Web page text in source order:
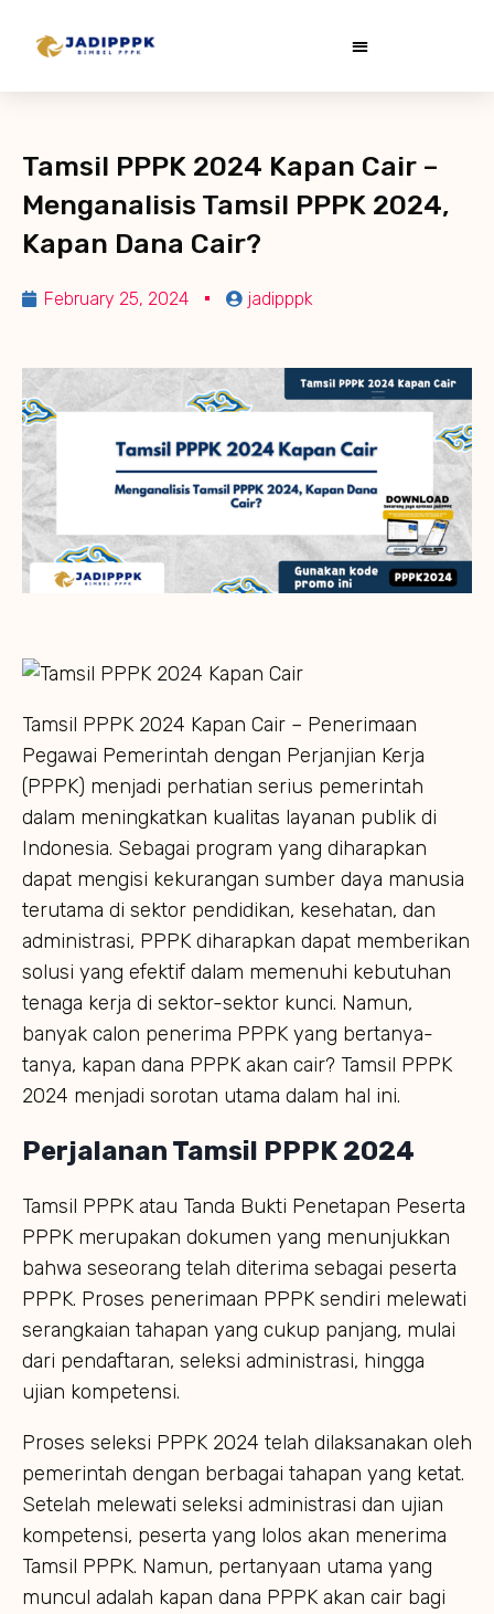
Tamsil PPPK 2024 Kapan Cair –
Menganalisis Tamsil PPPK 2024,
Kapan Dana Cair?
February 25, 2024 jadipppk
Tamsil PPPK 2024 Kapan Cair – Penerimaan
Pegawai Pemerintah dengan Perjanjian Kerja
(PPPK) menjadi perhatian serius pemerintah
dalam meningkatkan kualitas layanan publik di
Indonesia. Sebagai program yang diharapkan
dapat mengisi kekurangan sumber daya manusia
terutama di sektor pendidikan, kesehatan, dan
administrasi, PPPK diharapkan dapat memberikan
solusi yang efektif dalam memenuhi kebutuhan
tenaga kerja di sektor-sektor kunci. Namun,
banyak calon penerima PPPK yang bertanya-
tanya, kapan dana PPPK akan cair? Tamsil PPPK
2024 menjadi sorotan utama dalam hal ini.
Perjalanan Tamsil PPPK 2024
Tamsil PPPK atau Tanda Bukti Penetapan Peserta
PPPK merupakan dokumen yang menunjukkan
bahwa seseorang telah diterima sebagai peserta
PPPK. Proses penerimaan PPPK sendiri melewati
serangkaian tahapan yang cukup panjang, mulai
dari pendaftaran, seleksi administrasi, hingga
ujian kompetensi.
Proses seleksi PPPK 2024 telah dilaksanakan oleh
pemerintah dengan berbagai tahapan yang ketat.
Setelah melewati seleksi administrasi dan ujian
kompetensi, peserta yang lolos akan menerima
Tamsil PPPK. Namun, pertanyaan utama yang
muncul adalah kapan dana PPPK akan cair bagi